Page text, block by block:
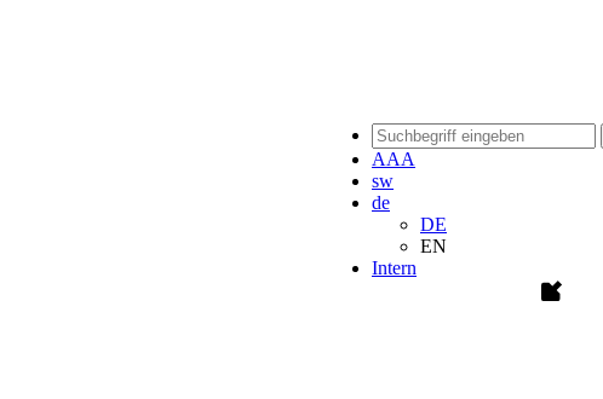
AAA
sw
de
DE
EN
Intern